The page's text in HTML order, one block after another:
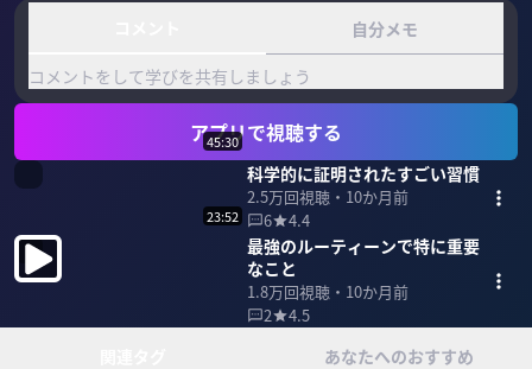
自分メモ
コメントをして学びを共有しましょう
アプリで視聴する
45:30
科学的に証明されたすごい習慣
2.5万回視聴・ 10か月前
6
4.4
23:52
最強のルーティーンで特に重要
なこと
1.8万回視聴・ 10か月前
2
4.5
あなたへのおすすめ